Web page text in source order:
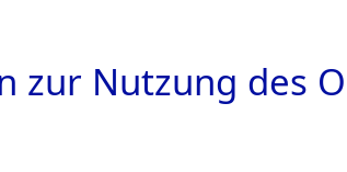
zur Nutzung des